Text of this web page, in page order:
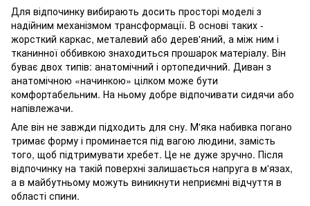
Для відпочинку вибирають досить просторі моделі з
надійним механізмом трансформації. В основі таких -
жорсткий каркас, металевий або дерев'яний, а між ним і
тканинної оббивкою знаходиться прошарок матеріалу. Він
буває двох типів: анатомічний і ортопедичний. Диван з
анатомічною «начинкою» цілком може бути
комфортабельним. На ньому добре відпочивати сидячи або
напівлежачи.
Але він не завжди підходить для сну. М'яка набивка погано
тримає форму і проминается під вагою людини, замість
того, щоб підтримувати хребет. Це не дуже зручно. Після
відпочинку на такій поверхні залишається напруга в м'язах,
а в майбутньому можуть виникнути неприємні відчуття в
області спини.